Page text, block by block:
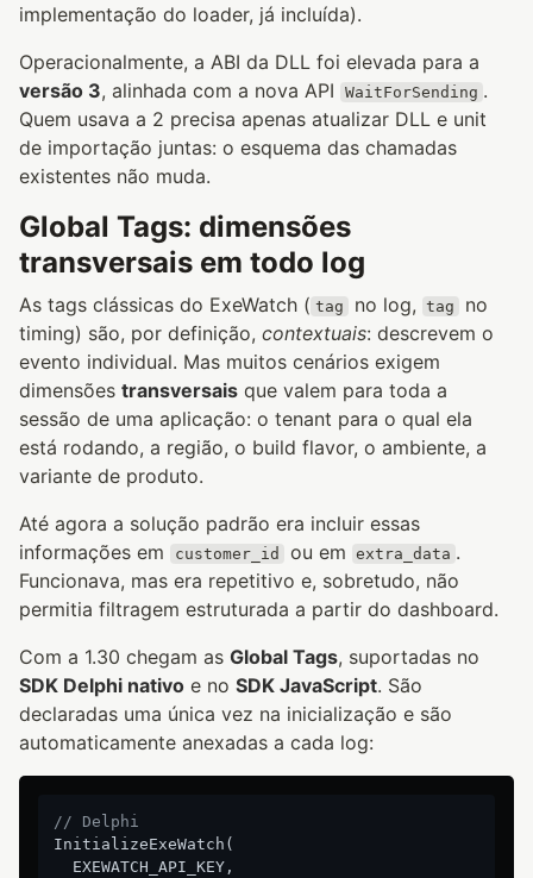
implementação do loader, já incluída).
Operacionalmente, a ABI da DLL foi elevada para a
versão 3, alinhada com a nova API WaitForSending .
Quem usava a 2 precisa apenas atualizar DLL e unit
de importação juntas: o esquema das chamadas
existentes não muda.
Global Tags: dimensões
transversais em todo log
As tags clássicas do ExeWatch ( tag no log, tag
no
timing) são, por definição, contextuais: descrevem o
evento individual. Mas muitos cenários exigem
dimensões transversais que valem para toda a
sessão de uma aplicação: o tenant para o qual ela
está rodando, a região, o build flavor, o ambiente, a
variante de produto.
Até agora a solução padrão era incluir essas
informações em
customer_id ou em extra_data .
Funcionava, mas era repetitivo e, sobretudo, não
permitia filtragem estruturada a partir do dashboard.
Com a 1.30 chegam as Global Tags, suportadas no
SDK Delphi nativo e no SDK JavaScript. São
declaradas uma única vez na inicialização e são
automaticamente anexadas a cada log:
// Delphi
InitializeExeWatch(